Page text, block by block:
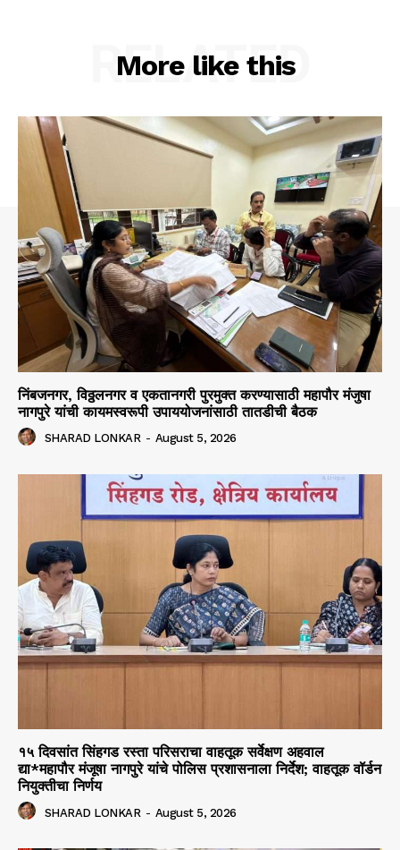
More like this
RELATED
निंबजनगर, विठ्ठलनगर व एकतानगरी पुरमुक्त करण्यासाठी महापौर मंजुषा
नागपुरे यांची कायमस्वरूपी उपाययोजनांसाठी तातडीची बैठक
SHARAD LONKAR - August 5, 2026
१५ दिवसांत सिंहगड रस्ता परिसराचा वाहतूक सर्वेक्षण अहवाल
द्या*महापौर मंजूषा नागपुरे यांचे पोलिस प्रशासनाला निर्देश; वाहतूक वॉर्डन
नियुक्तीचा निर्णय
SHARAD LONKAR - August 5, 2026